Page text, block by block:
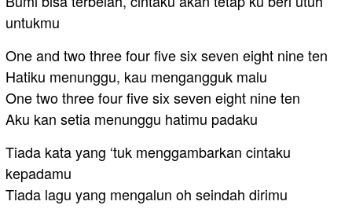
untukmu
One and two three four five six seven eight nine ten
Hatiku menunggu, kau mengangguk malu
One two three four five six seven eight nine ten
Aku kan setia menunggu hatimu padaku
Tiada kata yang ‘tuk menggambarkan cintaku
kepadamu
Tiada lagu yang mengalun oh seindah dirimu